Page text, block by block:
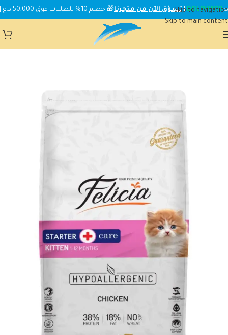
Skip to navigation
Skip to main content
DOLPHIN10
|تسوّق الآن من متجرنا🎁 خصم 10% للطلبات فوق 50,000 د.ع | استخدم الكود: